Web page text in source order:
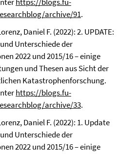
archive/91.
Daniel F. (2022): 2. UPDATE:
Unterschiede der
2022 und 2015/16 – einige
und Thesen aus Sicht der
Katastrophenforschung.
https://blogs.fu-
archive/33.
Daniel F. (2022): 1. Update
Unterschiede der
2022 und 2015/16 – einige